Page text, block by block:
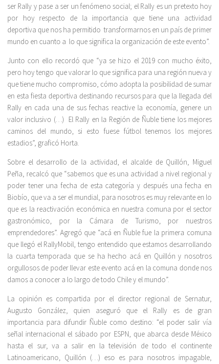
ser Rally y pase a ser un fenómeno social; el Rally es un pretexto hoy
por hoy respecto de la importancia que tiene una actividad
deportiva que nos ha permitido transformarnos en un país de primer
mundo en cuanto a lo que significa la organización de este evento”.
Junto con ello recordó que “ya se hizo el 2019 con mucho éxito,
pero hoy tengo que valorar lo que significa para una región nueva y
que tiene mucho compromiso, cómo adopta la posibilidad de sumar
en esta fiesta deportiva destinando recursos para que la llegada del
Rally en cada una de sus fechas reactive la economía, genere un
valor inclusivo (…) El Rally en la Región de Ñuble tiene los mejores
caminos del mundo, si esto fuese fútbol tenemos los mejores
estadios”, graficó Horta.
Sobre el desarrollo de la actividad, el alcalde de Quillón, Miguel
Peña, recalcó que “sabemos que es una actividad a nivel regional y
poder tener una fecha de esta categoría y después una fecha en
Biobío, que va a ser el mundial, para nosotros es muy relevante en lo
que es la reactivación económica en nuestra comuna por el sector
gastronómico, por la Cámara de Turismo, por nuestros
emprendedores”. Agregó que “acá en Ñuble fue la primera comuna
que llegó el RallyMobil, tengo entendido que estamos desarrollando
la cuarta temporada que se ha hecho acá en Quillón y nosotros
orgullosos de poder llevar este evento acá en la comuna donde nos
damos a conocer a lo largo de todo Chile y el mundo”.
La opinión es compartida por el director regional de Sernatur,
Augusto González, quien aseguró que el Rally es de gran
importancia para difundir Ñuble como destino: “el poder salir vía
señal internacional el sábado por ESPN, que abarca desde México
hasta el sur, va a salir en la televisión de todo el continente
Latinoamericano, Quillón (…) eso es para nosotros impagable,